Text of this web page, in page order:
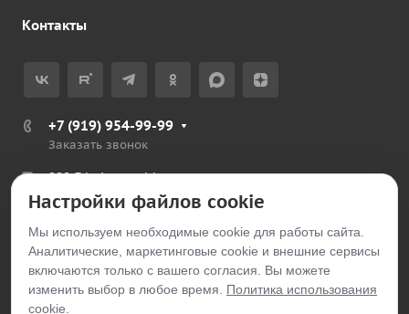
Контакты
+7 (919) 954-99-99
Заказать звонок
999@belayarechka.ru
Тюменская обл., Ялуторовский р-н, с. Петелино
© 2026 belayarechka.ru
Настройки файлов cookie
Мы используем необходимые cookie для работы сайта.
Аналитические, маркетинговые cookie и внешние сервисы
включаются только с вашего согласия. Вы можете
изменить выбор в любое время. Политика использования
cookie